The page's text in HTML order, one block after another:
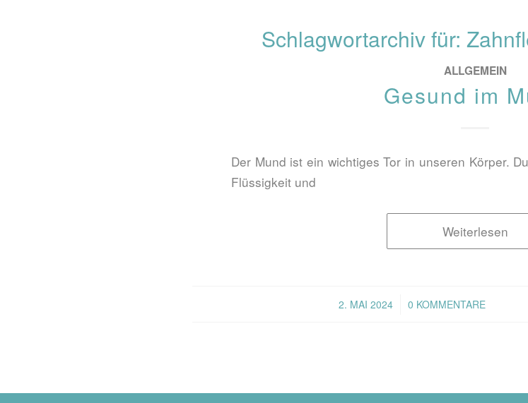
Schlagwortarchiv für:
ALLGEMEIN
Gesund im
Der Mund ist ein wichtiges Tor in unseren Körper.
Flüssigkeit und
Weiterlesen
2. MAI 2024
/ 0 KOMMENTARE